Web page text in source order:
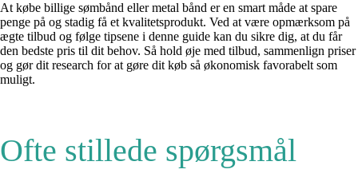
At købe billige sømbånd eller metal bånd er en smart måde at spare
penge på og stadig få et kvalitetsprodukt. Ved at være opmærksom på
ægte tilbud og følge tipsene i denne guide kan du sikre dig, at du får
den bedste pris til dit behov. Så hold øje med tilbud, sammenlign priser
og gør dit research for at gøre dit køb så økonomisk favorabelt som
muligt.
Ofte stillede spørgsmål